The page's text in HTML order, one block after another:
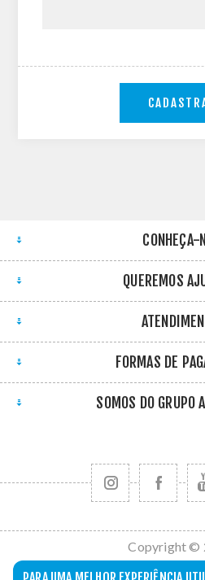
CONHEÇA-
QUEREMOS
FORMAS DE
SOMOS DO GRUPO
Copyright ©
All Nations.